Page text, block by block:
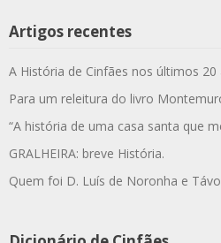
Artigos recentes
A História de Cinfães nos últimos
Para um releitura do livro
“A história de uma casa santa que
GRALHEIRA: breve História.
Quem foi D. Luís de Noronha e